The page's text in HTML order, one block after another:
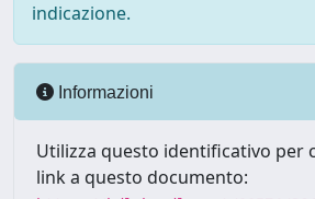
indicazione.
Informazioni
Utilizza questo identificativo per
link a questo documento: